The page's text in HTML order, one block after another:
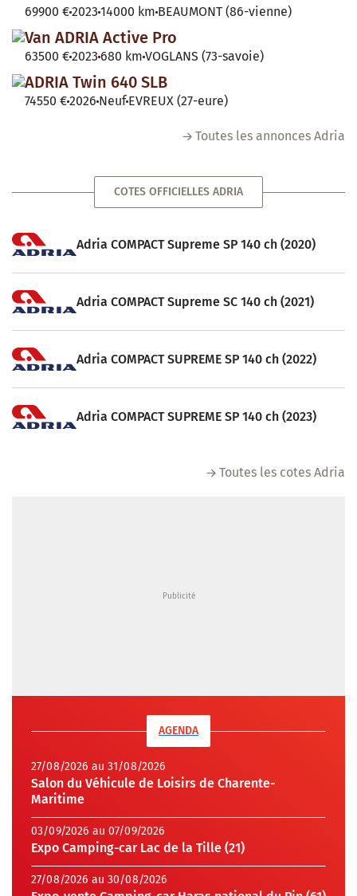
69900 €2023 14000 km BEAUMONT (86-vienne)
Van ADRIA Active Pro
63500 €2023 680 km VOGLANS (73-savoie)
ADRIA Twin 640 SLB
74550 €2026 Neuf EVREUX (27-eure)
Toutes les annonces Adria
COTES OFFICIELLES ADRIA
Adria COMPACT Supreme SP 140 ch (2020)
Adria COMPACT Supreme SC 140 ch (2021)
Adria COMPACT SUPREME SP 140 ch (2022)
Adria COMPACT SUPREME SP 140 ch (2023)
Toutes les cotes Adria
AGENDA
27/08/2026 au 31/08/2026
Salon du Véhicule de Loisirs de Charente-
Maritime
03/09/2026 au 07/09/2026
Expo Camping-car Lac de la Tille (21)
27/08/2026 au 30/08/2026